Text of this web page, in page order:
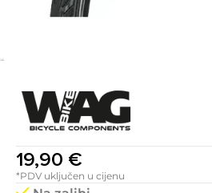
19,90 €
*PDV uključen u cijenu